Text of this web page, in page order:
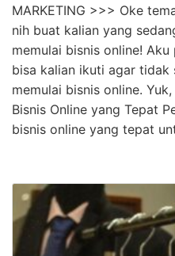
MARKETING >>> Oke
nih buat kalian yang
memulai bisnis online!
bisa kalian ikuti agar tidak
memulai bisnis online.
Bisnis Online yang Tepat
bisnis online yang tepat